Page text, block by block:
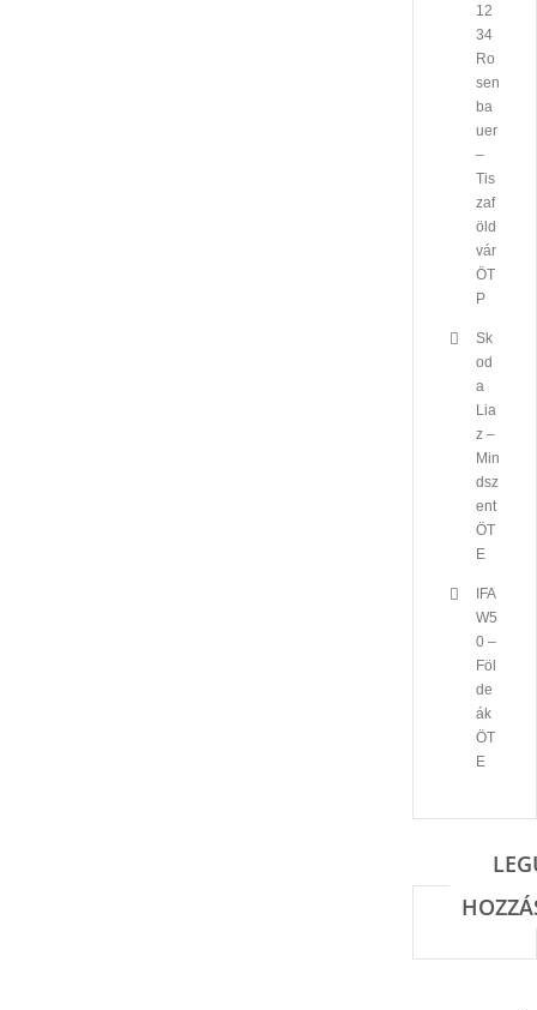
12
34
Ro
sen
ba
uer
–
Tis
zaf
öld
vár
ÖT
P
Sk
od
a
Lia
z –
Min
dsz
ent
ÖT
E
IFA
W5
0 –
Föl
de
ák
ÖT
E